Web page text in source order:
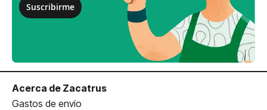
Suscribirme
Acerca de Zacatrus
Gastos de envío